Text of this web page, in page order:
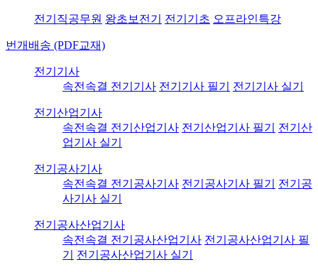
전기직공무원 왕초보전기 전기기초 오프라인특강
번개배송 (PDF교재)
전기기사
속전속결 전기기사 전기기사 필기 전기기사 실기
전기산업기사
속전속결 전기산업기사 전기산업기사 필기
전기산
업기사 실기
전기공사기사
속전속결 전기공사기사 전기공사기사 필기
전기공
사기사 실기
전기공사산업기사
속전속결 전기공사산업기사 전기공사산업기사 필
기
전기공사산업기사 실기